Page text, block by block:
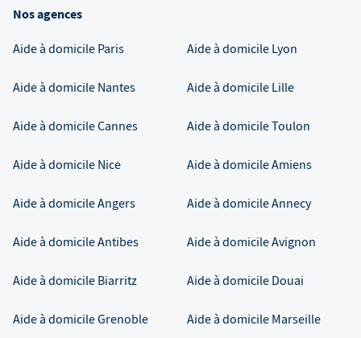
Nos agences
Aide à domicile Paris Aide à domicile Lyon
Aide à domicile Nantes Aide à domicile Lille
Aide à domicileCannes Aide à domicileToulon
Aide à domicile Nice Aide à domicileAmiens
Aide à domicileAngers Aide à domicileAnnecy
Aide à domicileAntibes Aide à domicileAvignon
Aide à domicile Biarritz Aide à domicile Douai
Aide à domicileGrenoble Aide à domicile Marseille